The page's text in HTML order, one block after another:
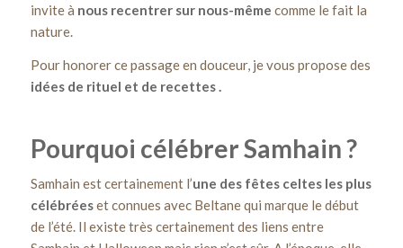
invite à nous recentrer sur nous-même comme le fait la
nature.
Pour honorer ce passage en douceur, je vous propose des
idées de rituel et de recettes
Pourquoi célébrer Samhain ?
Samhain est certainement l’une des fêtes celtes les plus
célébréeset connues avec Beltane qui marque le début
de l’été. Il existe très certainement des liens entre